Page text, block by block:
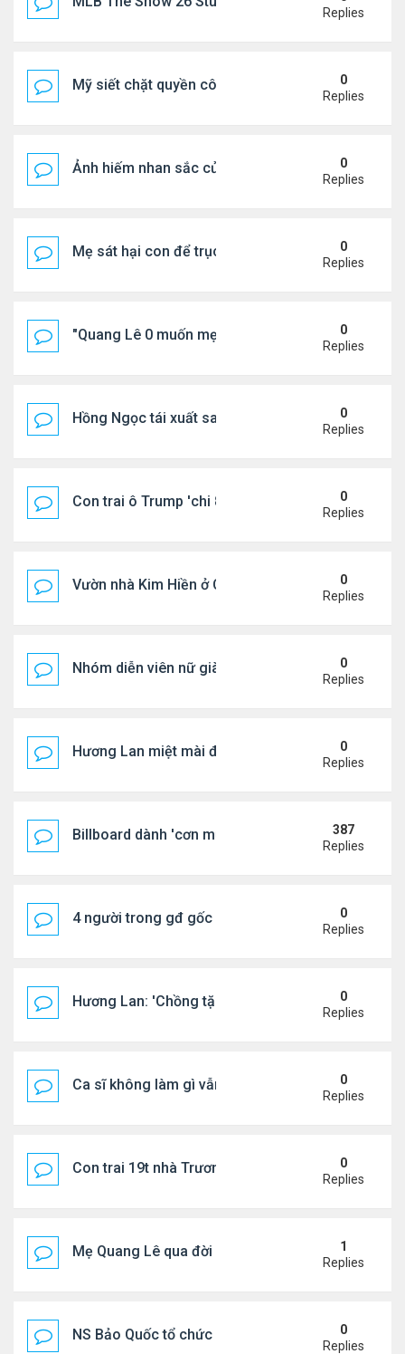
Replies
Mỹ siết chặt quyền công dân theo nơi sinh, mở
0
Replies
Ảnh hiếm nhan sắc của Thẩm Thuý Hằng0
Replies
Mẹ sát hại con để trục lợi bảo hiểm
0
Replies
"Quang Lê 0 muốn mẹ thua kém người khác"
0
Replies
Hồng Ngọc tái xuất sau nhiều năm ở ẩn
0
Replies
Con trai ô Trump 'chi 8.5 triệu để xóa ràng buộc
0
Replies
Vườn nhà Kim Hiền ở California
0
Replies
Nhóm diễn viên nữ giàu nhất thế giới
0
Replies
Hương Lan miệt mài đi hát ở tuổi 70
0
Replies
Billboard dành 'cơn mưa' lời khen BTS
387
Replies
4 người trong gđ gốc Việt thiệt mạng vì tai nạn xe
0
Replies
Hương Lan: 'Chồng tặng tôi khu vườn tình yêu'
0
Replies
Ca sĩ không làm gì vẫn kiếm được 400 triệu đồng/
0
Replies
Con trai 19t nhà Trương Bá Chi - Tạ Đình Phong
0
Replies
Mẹ Quang Lê qua đời sau 2 năm đột quỵ. 1
Replies
NS Bảo Quốc tổ chức sn cho bà xã
0
Replies